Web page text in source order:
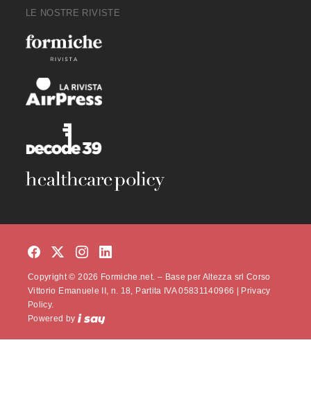
LE NOSTRE RIVISTE
Copyright © 2026 Formiche.net. – Base per Altezza srl Corso
Vittorio Emanuele II, n. 18, Partita IVA 05831140966 |
Privacy
Policy.
Powered by